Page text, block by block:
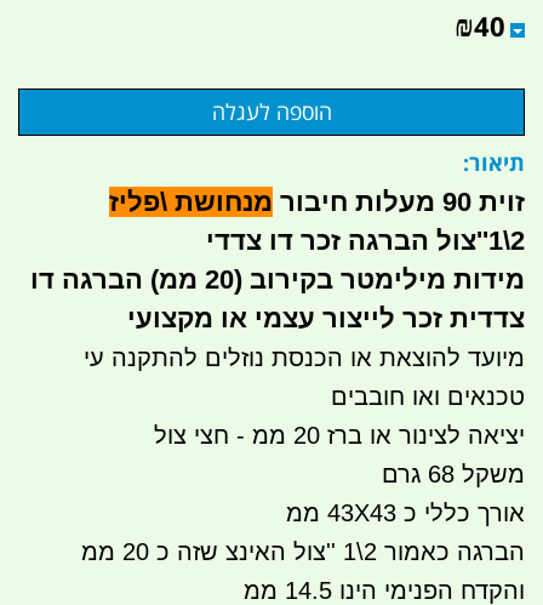
₪40
תיאור:
זוית 90 מעלות חיבור מנחושת \פליז
2\1''צול הברגה זכר דו צדדי
מידות מילימטר בקירוב (20 ממ) הברגה דו
צדדית זכר לייצור עצמי או מקצועי
מיועד להוצאת או הכנסת נוזלים להתקנה עי
טכנאים ואו חובבים
יציאה לצינור או ברז 20 ממ - חצי צול
משקל 68 גרם
אורך כללי כ 43X43 ממ
הברגה כאמור 2\1 ''צול האינצ שזה כ 20 ממ
והקדח הפנימי הינו 14.5 ממ